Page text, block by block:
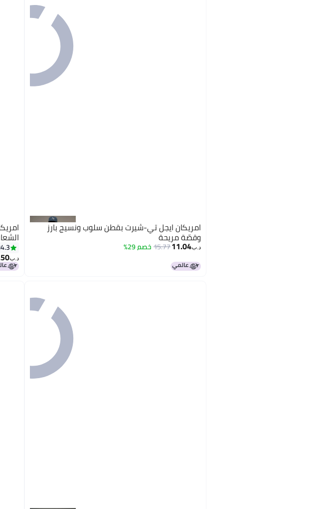
امريكان ايجل تي-شيرت بقطن سلوب ونسيج بارز
وقصّة مريحة
د.ب‏11.04
15.77خصم 29% 4.3
د.ب‏